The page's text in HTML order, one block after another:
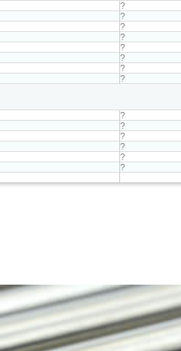
?
?
?
?
?
?
?
?
?
?
?
?
?
?